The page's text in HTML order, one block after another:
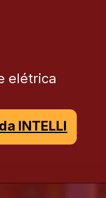
INTELLI
elétrica